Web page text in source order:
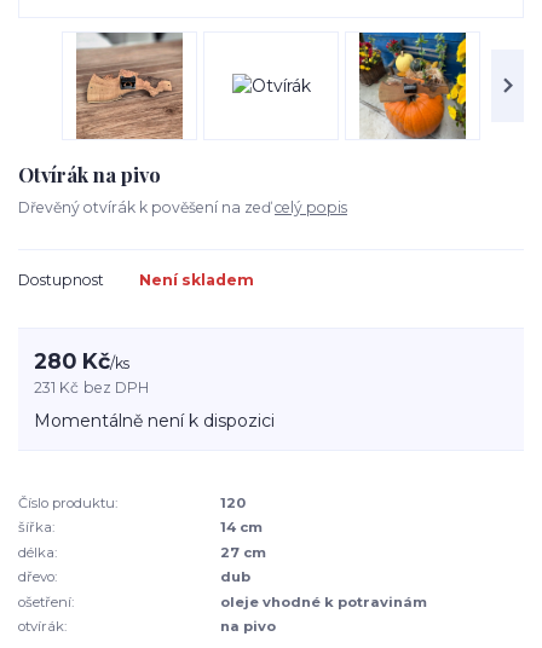
Otvírák na pivo
Dřevěný otvírák k pověšení na zeďcelý popis
Dostupnost Není skladem
280 Kč/ks
231 Kč bez DPH
Momentálně není k dispozici
Číslo produktu:
120
šířka:
14 cm
délka:
27 cm
dřevo:
dub
ošetření:
oleje vhodné k potravinám
otvírák:
na pivo